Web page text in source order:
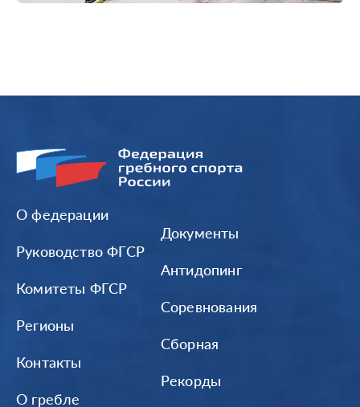
О федерации
Руководство ФГСР
Комитеты ФГСР
Регионы
Контакты
О гребле
Документы
Антидопинг
Соревнования
Сборная
Рекорды